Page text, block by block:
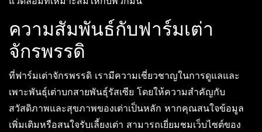
ความสัมพันธ์กับฟาร์มเต่า
จักรพรรดิ
ที่ฟาร์มเต่าจักรพรรดิ เรามีความเชี่ยวชาญในการดูแลและ
เพาะพันธุ์เต่าบกสายพันธุ์รัสเซีย โดยให้ความสำคัญกับ
สวัสดิภาพและสุขภาพของเต่าเป็นหลัก หากคุณสนใจข้อมูล
เพิ่มเติมหรือสนใจรับเลี้ยงเต่า สามารถเยี่ยมชมเว็บไซต์ของ